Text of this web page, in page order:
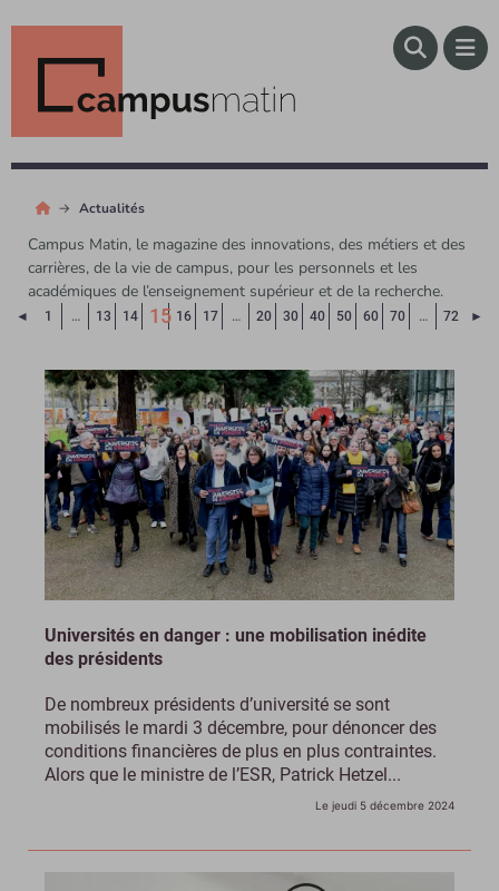
Actualités
Campus Matin, le magazine des innovations, des métiers et des
carrières, de la vie de campus, pour les personnels et les
académiques de l’enseignement supérieur et de la recherche.
◄ Page précédente
1 … 13 14
15 16 17 … 20 30 40 50 60 70 … 72 ►
Universités en danger : une mobilisation inédite
des présidents
De nombreux présidents d’université se sont
mobilisés le mardi 3 décembre, pour dénoncer des
conditions financières de plus en plus contraintes.
Alors que le ministre de l’ESR, Patrick Hetzel...
Le jeudi 5 décembre 2024